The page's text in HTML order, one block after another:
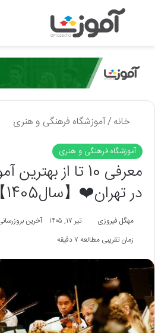
جستجو برای
خانه/آموزشگاه فرهنگی و هنری
آموزشگاه فرهنگی و هنری
معرفی 10 تا از
در تهران❤️【سال1405】✅
مهگل فیروزی تیر ۱۷, ۱۴۰۵ آخرین بروزرسانی: تیر
زمان تقریبی مطالعه ۷ دقیقه